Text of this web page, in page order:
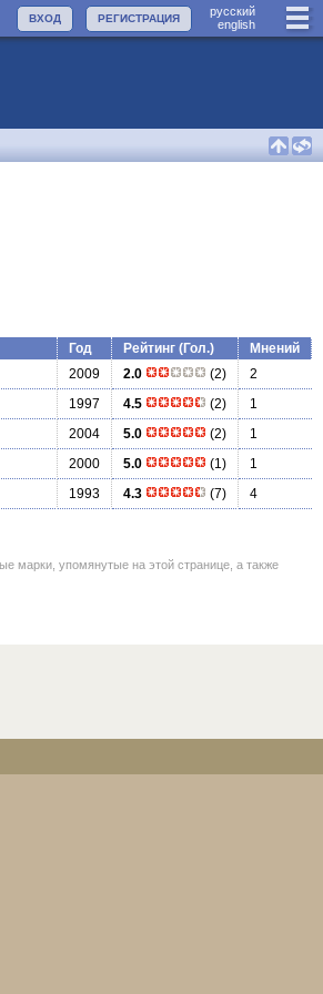
руccкий
english
РЕГИСТРАЦИЯ
ВХОД
Год Рейтинг (Гол.)
Мнений
2009 2.0 (2)
2
1997 4.5 (2)
1
2004 5.0 (2)
1
2000 5.0 (1)
1
1993 4.3 (7) 4
марки, упомянутые на этой странице, а также